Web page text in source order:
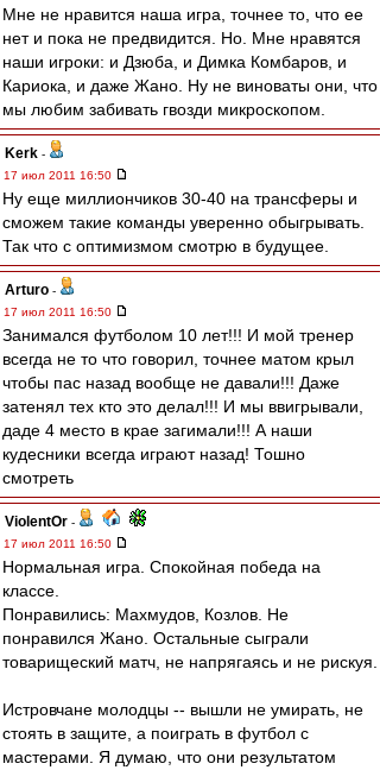
Мне не нравится наша игра, точнее то, что ее
нет и пока не предвидится. Но. Мне нравятся
наши игроки: и Дзюба, и Димка Комбаров, и
Кариока, и даже Жано. Ну не виноваты они, что
мы любим забивать гвозди микроскопом.
Kerk -
17 июл 2011 16:50
Ну еще миллиончиков 30-40 на трансферы и
сможем такие команды уверенно обыгрывать.
Так что с оптимизмом смотрю в будущее.
Arturo -
17 июл 2011 16:50
Занимался футболом 10 лет!!! И мой тренер
всегда не то что говорил, точнее матом крыл
чтобы пас назад вообще не давали!!! Даже
затенял тех кто это делал!!! И мы ввигрывали,
даде 4 место в крае загимали!!! А наши
кудесники всегда играют назад! Тошно
смотреть
ViolentOr -
17 июл 2011 16:50
Нормальная игра. Спокойная победа на
классе.
Понравились: Махмудов, Козлов. Не
понравился Жано. Остальные сыграли
товарищеский матч, не напрягаясь и не рискуя.
Истровчане молодцы -- вышли не умирать, не
стоять в защите, а поиграть в футбол с
мастерами. Я думаю, что они результатом